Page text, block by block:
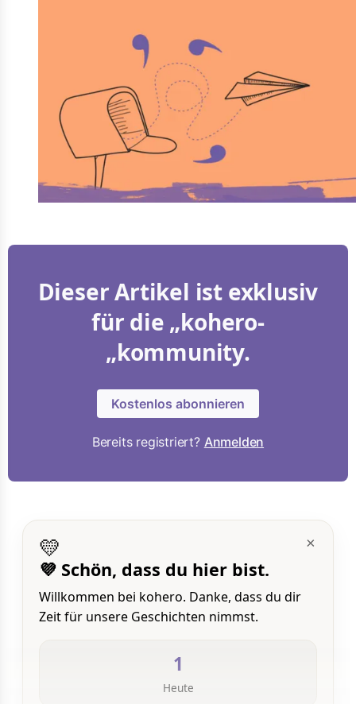
Dieser Artikel ist exklusiv
für die „kohero-
„kommunity.
Kostenlos abonnieren
Bereits registriert? Anmelden
×
💛
💜 Schön, dass du hier bist.
Willkommen bei kohero. Danke, dass du dir
Zeit für unsere Geschichten nimmst.
1
Heute